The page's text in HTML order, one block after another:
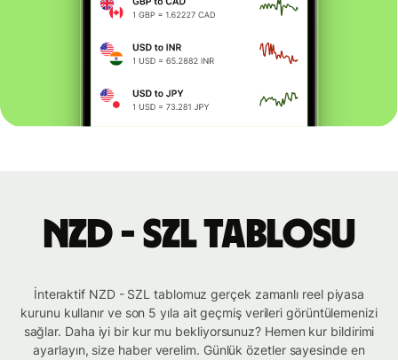
NZD - SZL tablosu
İnteraktif NZD - SZL tablomuz gerçek zamanlı reel piyasa
kurunu kullanır ve son 5 yıla ait geçmiş verileri görüntülemenizi
sağlar. Daha iyi bir kur mu bekliyorsunuz? Hemen kur bildirimi
ayarlayın, size haber verelim. Günlük özetler sayesinde en